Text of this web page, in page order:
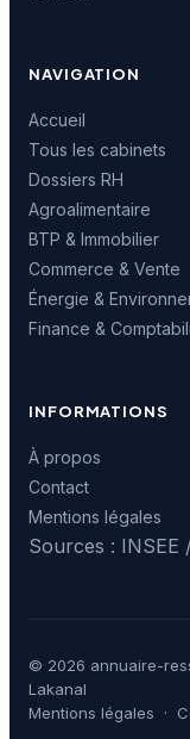
NAVIGATION
Accueil
Tous les cabinets
Dossiers RH
Agroalimentaire
BTP & Immobilier
Commerce & Vente
Énergie &
Finance &
INFORMATIONS
À propos
Contact
Mentions légales
Sources : INSEE
© 2026 annuaire-
Lakanal
Mentions légales ·